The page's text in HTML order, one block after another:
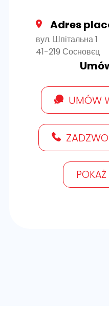
Adres
вул. Шпітальна 1
41-219 Сосновєц
UMÓW